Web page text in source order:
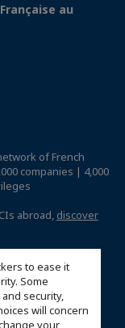
to ease it
Some
security,
will concern
your
au
of French
companies | 4,000
abroad, discover